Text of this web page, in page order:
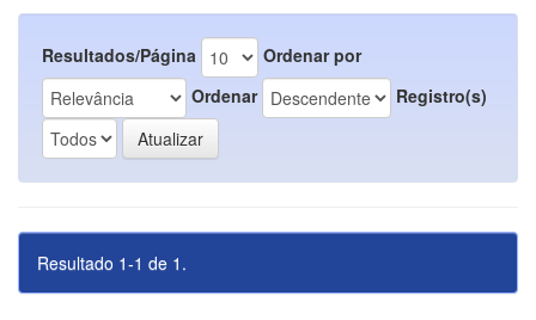
Resultados/Página
Ordenar por
Ordenar
Registro(s)
Resultado 1-1 de 1.